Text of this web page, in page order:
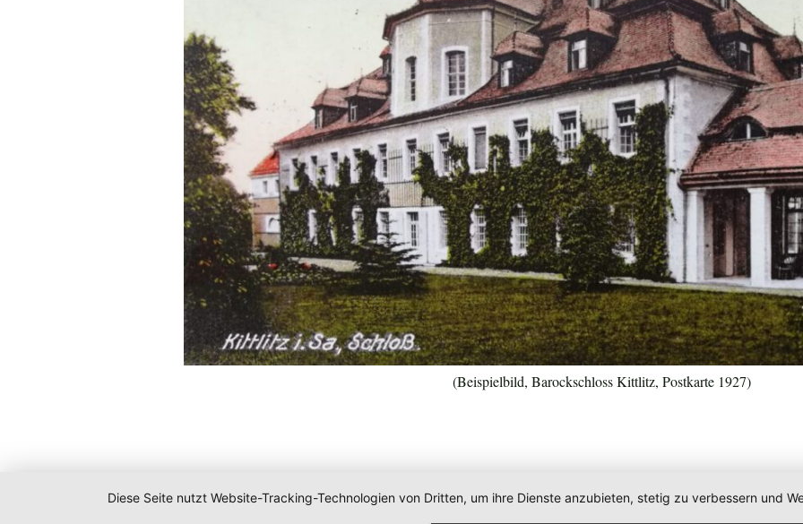
(Beispielbild, Barockschloss Kittlitz, Postkarte 1927)
Diese Seite nutzt Website-Tracking-Technologien von Dritten, um ihre Dienste anzubieten, stetig zu verbessern und